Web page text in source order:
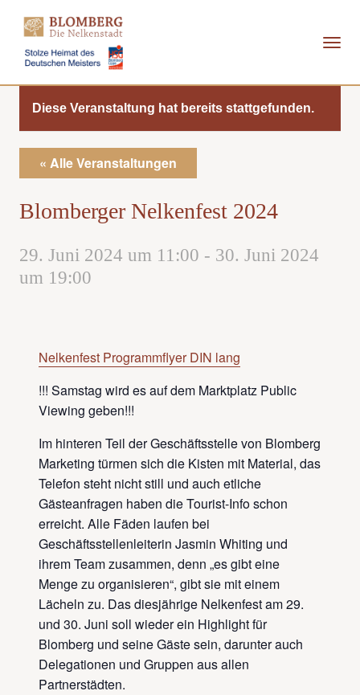
Inhalt
Diese Veranstaltung hat bereits stattgefunden.
« Alle Veranstaltungen
Blomberger Nelkenfest 2024
29. Juni 2024 um 11:00 - 30. Juni 2024
um 19:00
Nelkenfest Programmflyer DIN lang
!!! Samstag wird es auf dem Marktplatz Public
Viewing geben!!!
Im hinteren Teil der Geschäftsstelle von Blomberg
Marketing türmen sich die Kisten mit Material, das
Telefon steht nicht still und auch etliche
Gästeanfragen haben die Tourist-Info schon
erreicht. Alle Fäden laufen bei
Geschäftsstellenleiterin Jasmin Whiting und
ihrem Team zusammen, denn „es gibt eine
Menge zu organisieren“, gibt sie mit einem
Lächeln zu. Das diesjährige Nelkenfest am 29.
und 30. Juni soll wieder ein Highlight für
Blomberg und seine Gäste sein, darunter auch
Delegationen und Gruppen aus allen
Partnerstädten.